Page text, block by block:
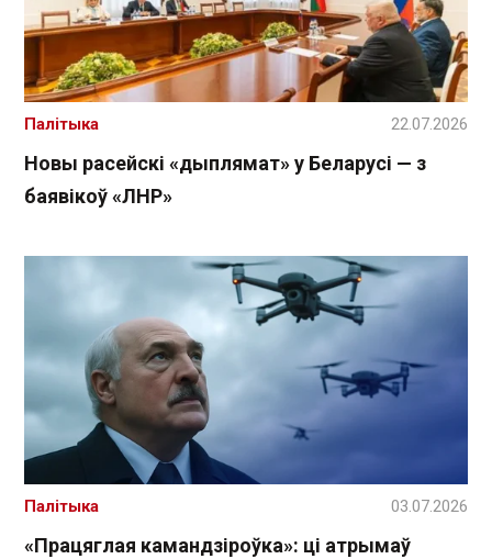
Новы расейскі «дыплямат» у Беларусі — з
баявікоў «ЛНР»
Палітыка 22.07.2026
«Працяглая камандзіроўка»: ці атрымаў
Палітыка 03.07.2026